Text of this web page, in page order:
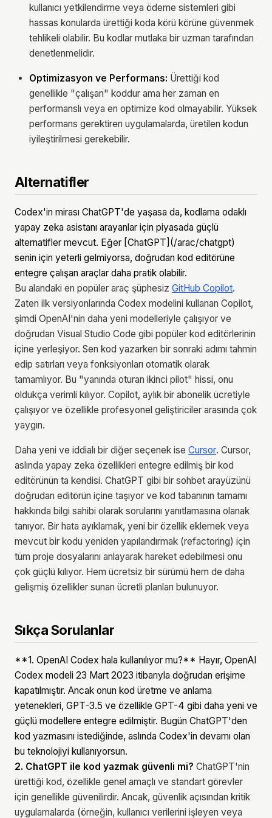
kullanıcı yetkilendirme veya ödeme sistemleri gibi
hassas konularda ürettiği koda körü körüne güvenmek
tehlikeli olabilir. Bu kodlar mutlaka bir uzman tarafından
denetlenmelidir.
Optimizasyon ve Performans: Ürettiği kod
genellikle "çalışan" koddur ama her zaman en
performanslı veya en optimize kod olmayabilir. Yüksek
performans gerektiren uygulamalarda, üretilen kodun
iyileştirilmesi gerekebilir.
Alternatifler
Codex'in mirası ChatGPT'de yaşasa da, kodlama odaklı
yapay zeka asistanı arayanlar için piyasada güçlü
alternatifler mevcut. Eğer [ChatGPT](/arac/chatgpt)
senin için yeterli gelmiyorsa, doğrudan kod editörüne
entegre çalışan araçlar daha pratik olabilir.
Bu alandaki en popüler araç şüphesiz GitHub Copilot.
Zaten ilk versiyonlarında Codex modelini kullanan Copilot,
şimdi OpenAI'nin daha yeni modelleriyle çalışıyor ve
doğrudan Visual Studio Code gibi popüler kod editörlerinin
içine yerleşiyor. Sen kod yazarken bir sonraki adımı tahmin
edip satırları veya fonksiyonları otomatik olarak
tamamlıyor. Bu "yanında oturan ikinci pilot" hissi, onu
oldukça verimli kılıyor. Copilot, aylık bir abonelik ücretiyle
çalışıyor ve özellikle profesyonel geliştiriciler arasında çok
yaygın.
Daha yeni ve iddialı bir diğer seçenek ise Cursor. Cursor,
aslında yapay zeka özellikleri entegre edilmiş bir kod
editörünün ta kendisi. ChatGPT gibi bir sohbet arayüzünü
doğrudan editörün içine taşıyor ve kod tabanının tamamı
hakkında bilgi sahibi olarak sorularını yanıtlamasına olanak
tanıyor. Bir hata ayıklamak, yeni bir özellik eklemek veya
mevcut bir kodu yeniden yapılandırmak (refactoring) için
tüm proje dosyalarını anlayarak hareket edebilmesi onu
çok güçlü kılıyor. Hem ücretsiz bir sürümü hem de daha
gelişmiş özellikler sunan ücretli planları bulunuyor.
Sıkça Sorulanlar
**1. OpenAI Codex hala kullanılıyor mu?** Hayır, OpenAI
Codex modeli 23 Mart 2023 itibarıyla doğrudan erişime
kapatılmıştır. Ancak onun kod üretme ve anlama
yetenekleri, GPT-3.5 ve özellikle GPT-4 gibi daha yeni ve
güçlü modellere entegre edilmiştir. Bugün ChatGPT'den
kod yazmasını istediğinde, aslında Codex'in devamı olan
bu teknolojiyi kullanıyorsun.
2. ChatGPT ile kod yazmak güvenli mi? ChatGPT'nin
ürettiği kod, özellikle genel amaçlı ve standart görevler
için genellikle güvenilirdir. Ancak, güvenlik açısından kritik
uygulamalarda (örneğin, kullanıcı verilerini işleyen veya